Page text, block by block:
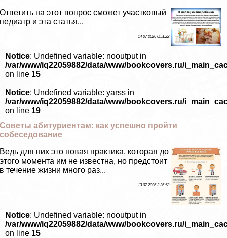
Ответить на этот вопрос сможет участковый
педиатр и эта статья...
14 07 2026 0:51:22
Notice: Undefined variable: nooutput in
/var/www/iq22059882/data/www/bookcovers.ru/
on line 15
Notice: Undefined variable: yarss in
/var/www/iq22059882/data/www/bookcovers.ru/
on line 19
Советы абитуриентам: как успешно пройти
собеседование
Ведь для них это новая пpaктика, которая до
этого момента им не известна, но предстоит
в течение жизни много раз...
13 07 2026 2:26:53
Notice: Undefined variable: nooutput in
/var/www/iq22059882/data/www/bookcovers.ru/
on line 15